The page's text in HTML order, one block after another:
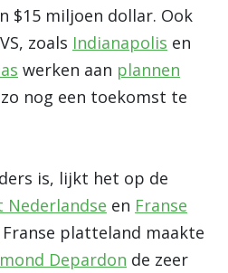
$15 miljoen dollar. Ook
zoals Indianapolis en
werken aan plannen
nog een toekomst te
is, lijkt het op de
Nederlandse en Franse
platteland maakte
Depardon de zeer